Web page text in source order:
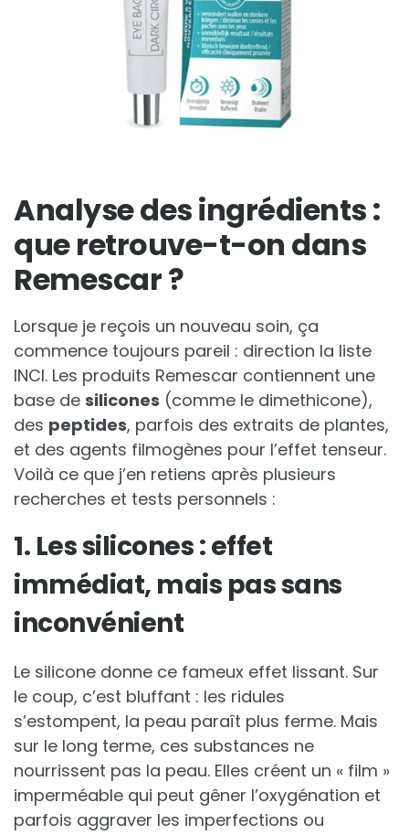
Analyse des ingrédients :
que retrouve-t-on dans
Remescar ?
Lorsque je reçois un nouveau soin, ça
commence toujours pareil : direction la liste
INCI. Les produits Remescar contiennent une
base de silicones (comme le dimethicone),
des peptides, parfois des extraits de plantes,
et des agents filmogènes pour l’effet tenseur.
Voilà ce que j’en retiens après plusieurs
recherches et tests personnels :
1. Les silicones : effet
immédiat, mais pas sans
inconvénient
Le silicone donne ce fameux effet lissant. Sur
le coup, c’est bluffant : les ridules
s’estompent, la peau paraît plus ferme. Mais
sur le long terme, ces substances ne
nourrissent pas la peau. Elles créent un « film »
imperméable qui peut gêner l’oxygénation et
parfois aggraver les imperfections ou